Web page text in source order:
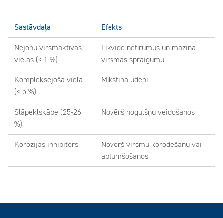
Sastāvdaļa Efekts
Nejonu virsmaktīvās
vielas (< 1 %)
Likvidē netīrumus un mazina
virsmas spraigumu
Kompleksējošā viela
(< 5 %)
Mīkstina ūdeni
Slāpekļskābe (25-26
%)
Novērš nogulšņu veidošanos
Korozijas inhibitors
Novērš virsmu korodēšanu vai
aptumšošanos